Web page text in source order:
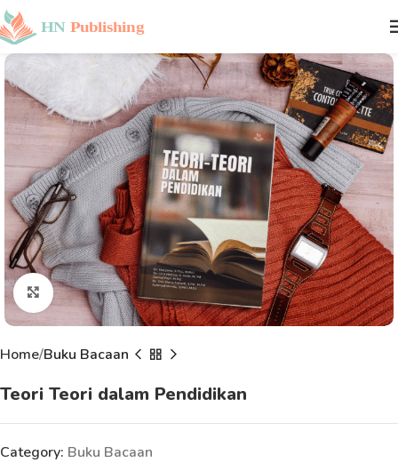
Click to enlarge
Home Buku Bacaan
Teori Teori dalam Pendidikan
Category: Buku Bacaan